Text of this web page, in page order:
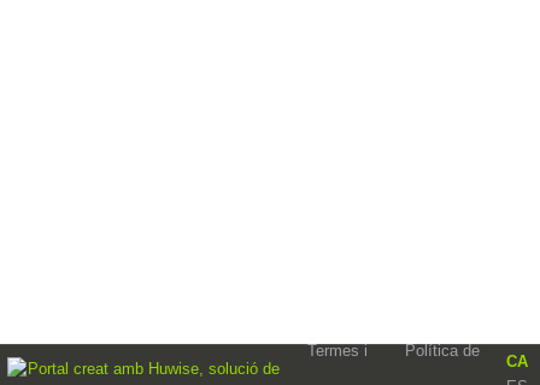
Termes i Política de
CA